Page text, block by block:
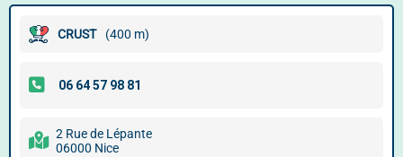
CRUST (400 m)
2 Rue de Lépante
06000 Nice